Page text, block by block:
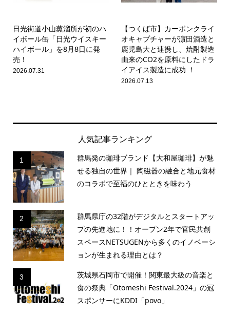
日光街道小山蒸溜所が初のハ
イボール缶「日光ウイスキー
ハイボール」を8月8日に発
売！
2026.07.31
【つくば市】カーボンクライ
オキャプチャーが濵田酒造と
鹿児島大と連携し、焼酎製造
由来のCO2を原料にしたドラ
イアイス製造に成功 ！
2026.07.13
人気記事ランキング
1
群馬発の珈琲ブランド【大和屋珈琲】が魅
せる独自の世界｜ 陶磁器の融合と地元食材
のコラボで至福のひとときを味わう
2
群馬県庁の32階がデジタルとスタートアッ
プの先進地に！！オープン2年で官民共創
スペースNETSUGENから多くのイノベーシ
ョンが生まれる理由とは？
3
茨城県石岡市で開催！関東最大級の音楽と
食の祭典「Otomeshi Festival.2024」の冠
スポンサーにKDDI「povo」